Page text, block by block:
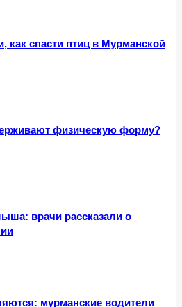
как спасти птиц в Мурманской
физическую форму?
врачи рассказали о
мурманские водители